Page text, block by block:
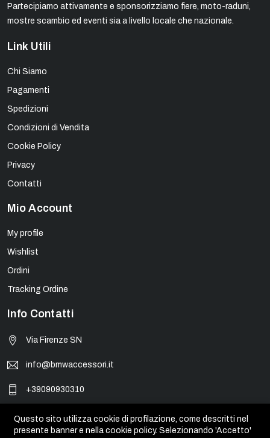
Partecipiamo attivamente e sponsorizziamo fiere, moto-raduni,
mostre scambio ed eventi sia a livello locale che nazionale.
Link Utili
Chi Siamo
Pagamenti
Spedizioni
Condizioni di Vendita
Cookie Policy
Privacy
Contatti
Mio Account
My profile
Wishlist
Ordini
Tracking Ordine
Info Contatti
Via Firenze SN
info@bmwaccessori.it
+39090930310
© BMW Accessori - PIVA 01931450835. Tutti i marchi, loghi e
Questo sito utilizza cookie di profilazione, come descritti nel
presente banner e nella cookie policy. Selezionando 'Accetto'